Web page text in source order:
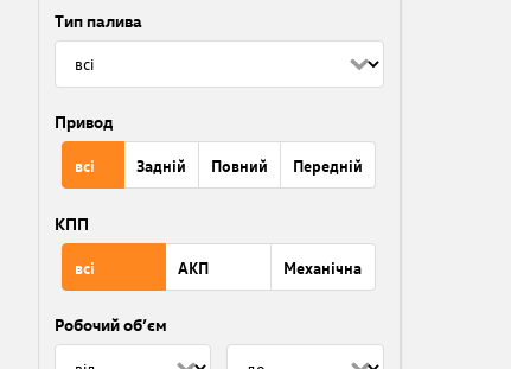
Тип палива
Привод
всі Задній Повний Передній
КПП
всі АКП Механічна
Робочий об’єм